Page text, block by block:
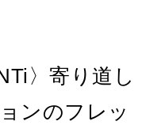
〉寄り道し
ンのフレッ